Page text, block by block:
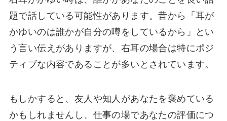
題で話している可能性があります。昔から「耳が
かゆいのは誰かが自分の噂をしているから」とい
う言い伝えがありますが、右耳の場合は特にポジ
ティブな内容であることが多いとされています。
もしかすると、友人や知人があなたを褒めている
かもしれませんし、仕事の場であなたの評価につ